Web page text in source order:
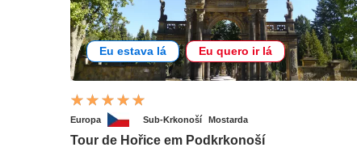
Eu estava lá Eu quero ir lá
Europa Sub-Krkonoší Mostarda
Tour de Hořice em Podkrkonoší